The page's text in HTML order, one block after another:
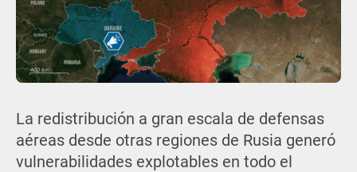
La redistribución a gran escala de defensas
aéreas desde otras regiones de Rusia generó
vulnerabilidades explotables en todo el